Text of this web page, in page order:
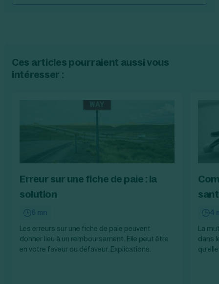
Ces articles pourraient aussi vous
intéresser :
Erreur sur une fiche de paie : la
solution
6 mn
Les erreurs sur une fiche de paie peuvent
donner lieu à un remboursement. Elle peut être
en votre faveur ou défaveur. Explications.
4
La
dans